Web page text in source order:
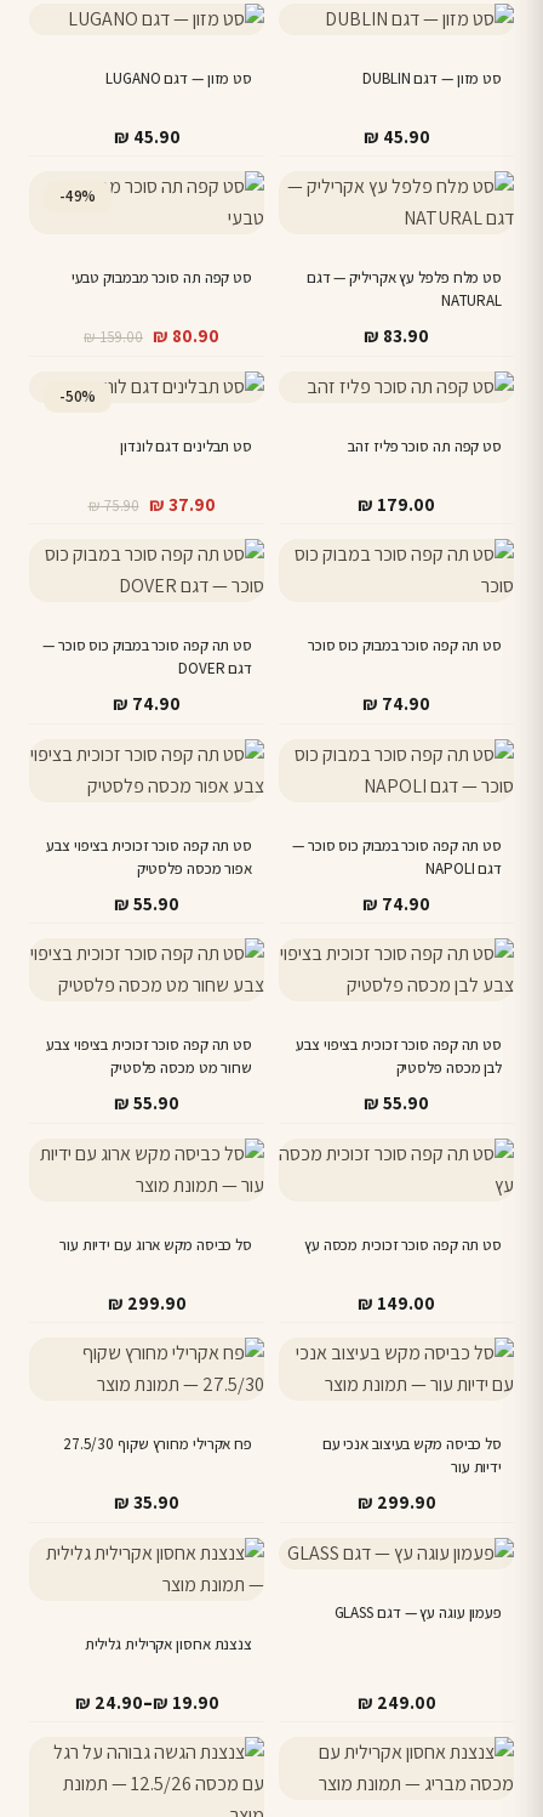
סט מזון — דגם DUBLIN
₪ 45.90
סט מזון — דגם LUGANO
₪ 45.90
סט מלח פלפל עץ אקריליק — דגם
NATURAL
₪ 83.90
-49%
סט קפה תה סוכר מבמבוק טבעי
₪159.00
המחיר
היה:
₪ 80.90
המחיר
הוא:
סט קפה תה סוכר פליז זהב
₪ 179.00
-50%
סט תבלינים דגם לונדון
₪75.90
המחיר
היה:
₪ 75.90.
₪ 37.90
המחיר
הוא:
₪ 37.90.
סט תה קפה סוכר במבוק כוס סוכר
₪ 74.90
סט תה קפה סוכר במבוק כוס סוכר —
דגם DOVER
₪ 74.90
סט תה קפה סוכר במבוק כוס סוכר —
דגם NAPOLI
₪ 74.90
סט תה קפה סוכר זכוכית בציפוי צבע
אפור מכסה פלסטיק
₪ 55.90
סט תה קפה סוכר זכוכית בציפוי צבע
לבן מכסה פלסטיק
₪ 55.90
סט תה קפה סוכר זכוכית בציפוי צבע
שחור מט מכסה פלסטיק
₪ 55.90
סט תה קפה סוכר זכוכית מכסה עץ
₪ 149.00
סל כביסה מקש ארוג עם ידיות עור
₪ 299.90
סל כביסה מקש בעיצוב אנכי עם
ידיות עור
₪ 299.90
פח אקרילי מחורץ שקוף 27.5/30
₪ 35.90
פעמון עוגה עץ — דגם GLASS
₪ 249.00
צנצנת אחסון אקרילית גלילית
₪ 19.90
–
₪ 24.90
טווח
עד
למוצר
זה
מספר
לבחור
למוצר
זה